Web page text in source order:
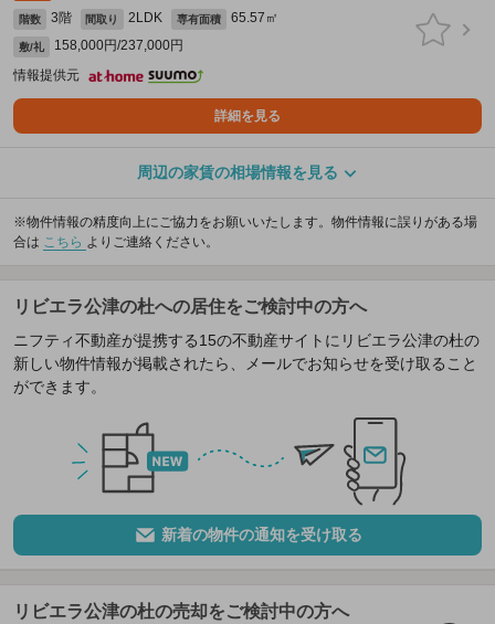
階数 3階 間取り 2LDK 専有面積 65.57㎡
敷/礼
158,000円/237,000円
情報提供元
詳細を見る
周辺の家賃の相場情報を見る
※物件情報の精度向上にご協力をお願いいたします。物件情報に誤りがある場
合は こちら よりご連絡ください。
リビエラ公津の杜への居住をご検討中の方へ
ニフティ不動産が提携する15の不動産サイトにリビエラ公津の杜の
新しい物件情報が掲載されたら、メールでお知らせを受け取ること
ができます。
新着の物件の通知を受け取る
リビエラ公津の杜の売却をご検討中の方へ